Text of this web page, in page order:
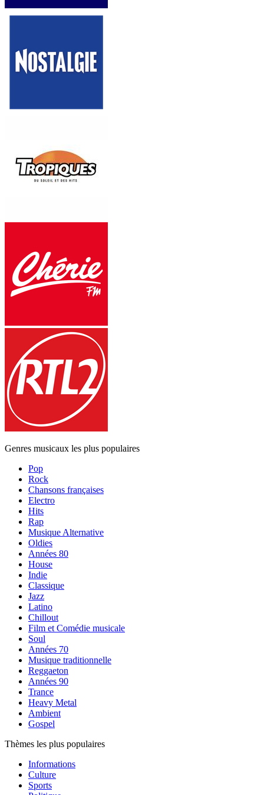
Genres musicaux les plus populaires
Pop
Rock
Chansons françaises
Electro
Hits
Rap
Musique Alternative
Oldies
Années 80
House
Indie
Classique
Jazz
Latino
Chillout
Film et Comédie musicale
Soul
Années 70
Musique traditionnelle
Reggaeton
Années 90
Trance
Heavy Metal
Ambient
Gospel
Thèmes les plus populaires
Informations
Culture
Sports